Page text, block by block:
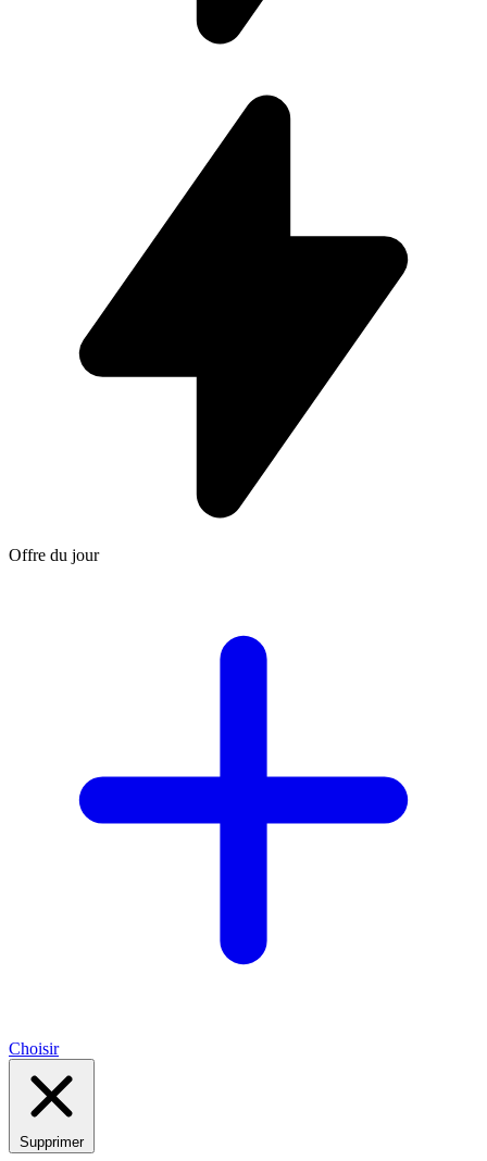
Offre du jour
Choisir
Supprimer